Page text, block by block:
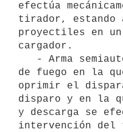
efectúa
tirador, estando
proyectiles en un
cargador.
de fuego en la
oprimir el
disparo y en la
y descarga se
intervención del